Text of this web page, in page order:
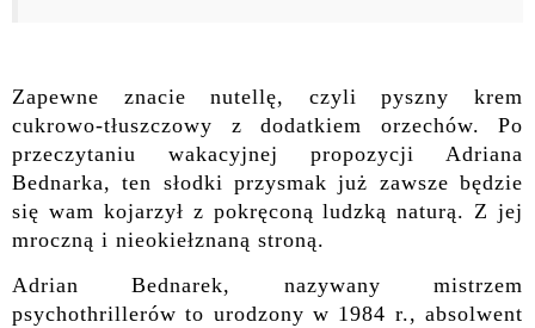
Zapewne znacie nutellę, czyli pyszny krem
cukrowo-tłuszczowy z dodatkiem orzechów. Po
przeczytaniu wakacyjnej propozycji Adriana
Bednarka, ten słodki przysmak już zawsze będzie
się wam kojarzył z pokręconą ludzką naturą. Z jej
mroczną i nieokiełznaną stroną.
Adrian Bednarek, nazywany mistrzem
psychothrillerów to urodzony w 1984 r., absolwent